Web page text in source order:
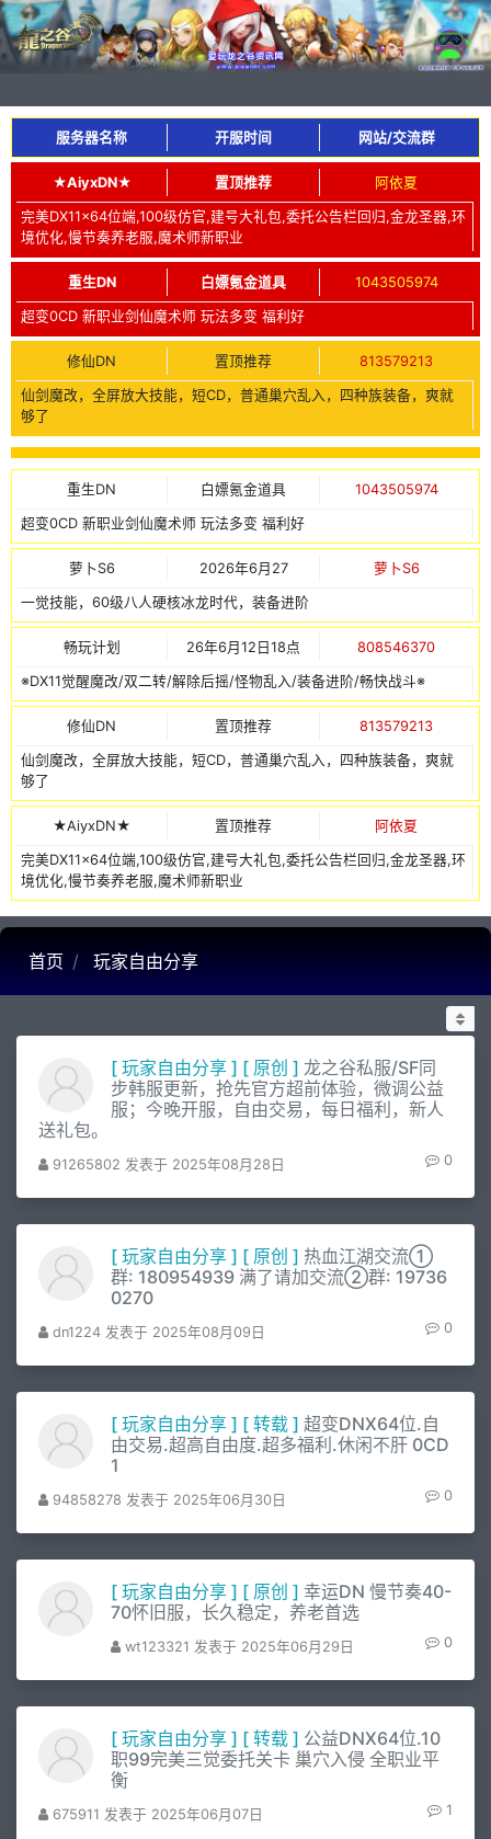
服务器名称 开服时间 网站/交流群
★AiyxDN★ 置顶推荐 阿依夏
完美DX11x64位端,100级仿官,建号大礼包,委托公告栏回归,金龙圣器,环
境优化,慢节奏养老服,魔术师新职业
重生DN 白嫖氪金道具 1043505974
超变0CD 新职业剑仙魔术师 玩法多变 福利好
修仙DN 置顶推荐 813579213
仙剑魔改，全屏放大技能，短CD，普通巢穴乱入，四种族装备，爽就
够了
重生DN 白嫖氪金道具 1043505974
超变0CD 新职业剑仙魔术师 玩法多变 福利好
萝卜S6 2026年6月27 萝卜S6
一觉技能，60级八人硬核冰龙时代，装备进阶
畅玩计划 26年6月12日18点 808546370
※DX11觉醒魔改/双二转/解除后摇/怪物乱入/装备进阶/畅快战斗※
修仙DN 置顶推荐 813579213
仙剑魔改，全屏放大技能，短CD，普通巢穴乱入，四种族装备，爽就
够了
★AiyxDN★ 置顶推荐 阿依夏
完美DX11x64位端,100级仿官,建号大礼包,委托公告栏回归,金龙圣器,环
境优化,慢节奏养老服,魔术师新职业
首页 玩家自由分享
[ 玩家自由分享 ] [ 原创 ] 龙之谷私服/SF同
步韩服更新，抢先官方超前体验，微调公益
服；今晚开服，自由交易，每日福利，新人
送礼包。
91265802 发表于 2025年08月28日 0
[ 玩家自由分享 ] [ 原创 ] 热血江湖交流①
群: 180954939 满了请加交流②群: 19736
0270
dn1224 发表于 2025年08月09日 0
[ 玩家自由分享 ] [ 转载 ] 超变DNX64位.自
由交易.超高自由度.超多福利.休闲不肝 0CD
1
94858278 发表于 2025年06月30日 0
[ 玩家自由分享 ] [ 原创 ] 幸运DN 慢节奏40-
70怀旧服，长久稳定，养老首选
wt123321 发表于 2025年06月29日 0
[ 玩家自由分享 ] [ 转载 ] 公益DNX64位.10
职99完美三觉委托关卡 巢穴入侵 全职业平
衡
675911 发表于 2025年06月07日 1